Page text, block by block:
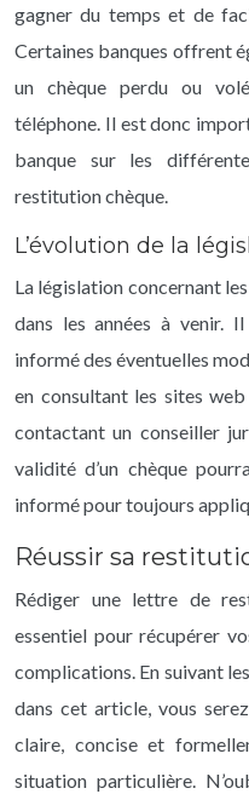
gagner du temps et de
Certaines banques offrent
un chèque perdu ou
téléphone. Il est donc
banque sur les
restitution chèque.
L’évolution de la
La législation concernant
dans les années à venir.
informé des éventuelles
en consultant les sites
contactant un conseiller
validité d’un chèque
informé pour toujours
Réussir sa
Rédiger une lettre de
essentiel pour récupérer
complications. En suivant
dans cet article, vous
claire, concise et
situation particulière.